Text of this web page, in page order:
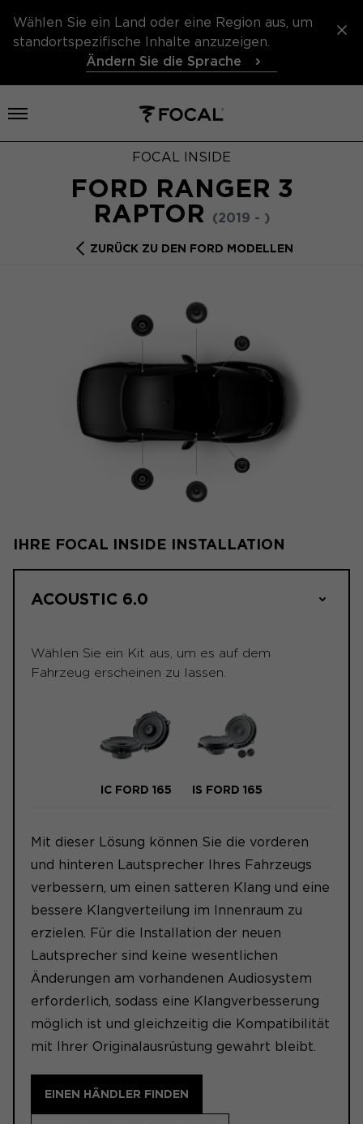
Wählen Sie ein Land oder eine Region aus, um
standortspezifische Inhalte anzuzeigen.
Ändern Sie die Sprache
Menü öffnen
FOCAL INSIDE
FORD RANGER 3
RAPTOR
(2019 - )
ZURÜCK ZU DEN FORD MODELLEN
IHRE FOCAL INSIDE INSTALLATION
ACOUSTIC 6.0
Wählen Sie ein Kit aus, um es auf dem
Fahrzeug erscheinen zu lassen.
IC FORD 165 IS FORD 165
Mit dieser Lösung können Sie die vorderen
und hinteren Lautsprecher Ihres Fahrzeugs
verbessern, um einen satteren Klang und eine
bessere Klangverteilung im Innenraum zu
erzielen. Für die Installation der neuen
Lautsprecher sind keine wesentlichen
Änderungen am vorhandenen Audiosystem
erforderlich, sodass eine Klangverbesserung
möglich ist und gleichzeitig die Kompatibilität
mit Ihrer Originalausrüstung gewahrt bleibt.
EINEN HÄNDLER FINDEN